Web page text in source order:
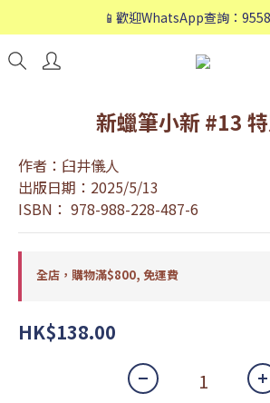
📱歡迎WhatsApp查詢：
📱歡迎WhatsApp查詢：
❤️會員專享：🛍購物滿💰HK$800
新蠟筆小新 #13
作者：臼井儀人
出版日期：2025/5/13
ISBN： 978-988-228-487-6
全店，購物滿$800, 免運費
HK$138.00